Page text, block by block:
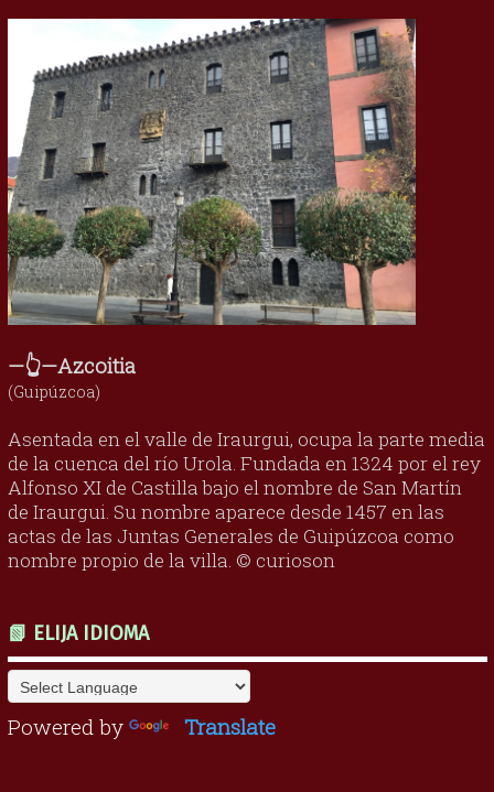
—👆—Azcoitia
(Guipúzcoa)
Asentada en el valle de Iraurgui, ocupa la parte media
de la cuenca del río Urola. Fundada en 1324 por el rey
Alfonso XI de Castilla bajo el nombre de San Martín
de Iraurgui. Su nombre aparece desde 1457 en las
actas de las Juntas Generales de Guipúzcoa como
nombre propio de la villa. © curioson
📗 ELIJA IDIOMA
Powered by Translate